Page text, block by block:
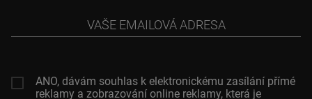
adresa
ANO, dávám souhlas k elektronickému zasílání přímé
reklamy a zobrazování online reklamy, která je